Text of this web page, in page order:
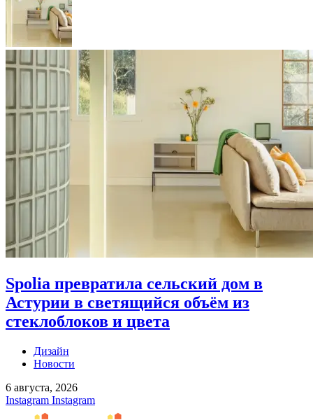
Spolia превратила сельский дом в
Астурии в светящийся объём из
стеклоблоков и цвета
Дизайн
Новости
6 августа, 2026
Instagram Instagram